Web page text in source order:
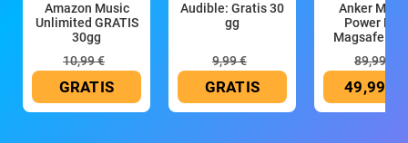
Amazon Music
Unlimited GRATIS
30gg
10,99 €
GRATIS
Audible: Gratis 30
gg
9,99 €
GRATIS
Anker
Power
Magsafe
89,99 €
49,99 €